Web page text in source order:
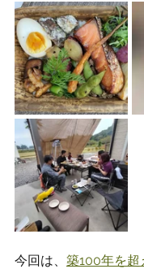
今回は、 築100年を超